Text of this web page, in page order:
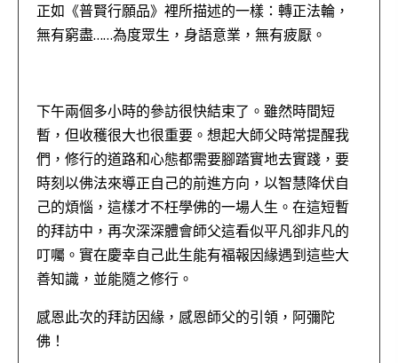
正如《普賢行願品》裡所描述的一樣：轉正法輪，
無有窮盡……為度眾生，身語意業，無有疲厭。
下午兩個多小時的參訪很快結束了。雖然時間短
暫，但收穫很大也很重要。想起大師父時常提醒我
們，修行的道路和心態都需要腳踏實地去實踐，要
時刻以佛法來導正自己的前進方向，以智慧降伏自
己的煩惱，這樣才不枉學佛的一場人生。在這短暫
的拜訪中，再次深深體會師父這看似平凡卻非凡的
叮囑。實在慶幸自己此生能有福報因緣遇到這些大
善知識，並能隨之修行。
感恩此次的拜訪因緣，感恩師父的引領，阿彌陀
佛！